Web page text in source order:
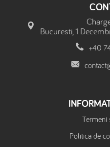
Bucuresti, 1
+40
Termeni
Politica de